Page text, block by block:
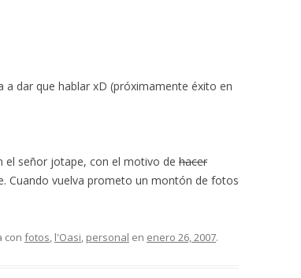
a dar que hablar xD (próximamente éxito en
el señor jotape, con el motivo de hacer
Cuando vuelva prometo un montón de fotos
con fotos, l'Oasi, personal en enero 26, 2007.